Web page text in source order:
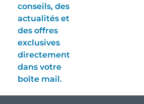
conseils, des
actualités et
des offres
exclusives
directement
dans votre
boîte mail.